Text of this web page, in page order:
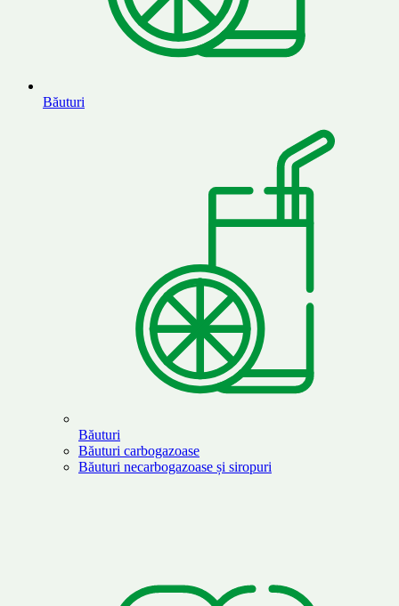
Băuturi
Băuturi
Băuturi carbogazoase
Băuturi necarbogazoase și siropuri